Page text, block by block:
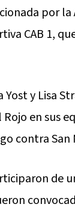
por
CAB 1,
Yost y Lisa
Rojo en sus
contra San
de